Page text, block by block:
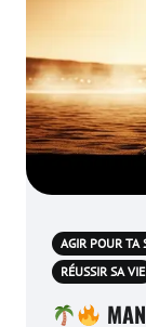
AGIR POUR TA
RÉUSSIR SA VIE